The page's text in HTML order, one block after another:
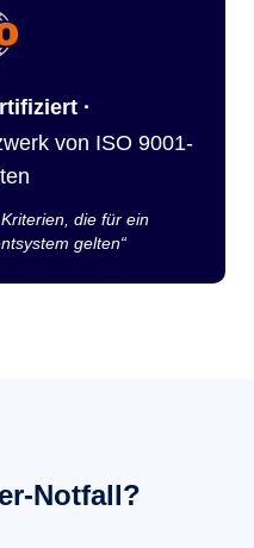
·
von ISO 9001-
die für ein
gelten“
Notfall?